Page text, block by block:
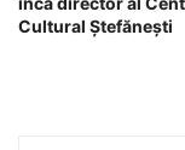
Cultural Ștefănești